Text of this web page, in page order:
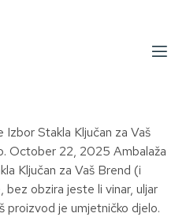
Stakla Ključan za Vaš
October 22, 2025 Ambalaža
Ključan za Vaš Brend (i
obzira jeste li vinar, uljar
proizvod je umjetničko djelo.